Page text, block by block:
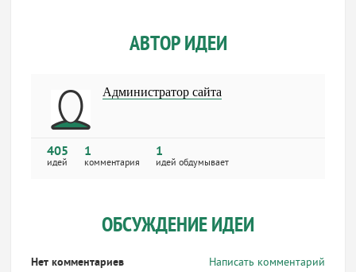
АВТОР ИДЕИ
Администратор сайта
405
идей
1
комментария
1
идей обдумывает
ОБСУЖДЕНИЕ ИДЕИ
Написать комментарий
Нет комментариев